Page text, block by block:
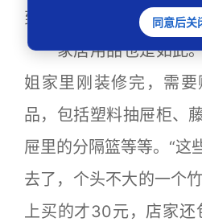
到家门口，最重要的是省
家居用品也是如此。
姐家里刚装修完，需
品，包括塑料抽屉柜、
屉里的分隔篮等等。“这
去了，个头不大的一个
上买的才30元，店家还
同意后关